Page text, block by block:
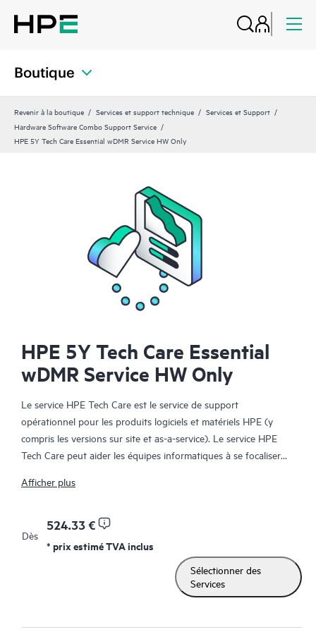
Boutique
Revenir à la boutique Services et support technique
Services et Support
Hardware Software Combo Support Service
HPE 5Y Tech Care Essential wDMR Service HW Only
HPE 5Y Tech Care Essential
wDMR Service HW Only
Le service HPE Tech Care est le service de support
opérationnel pour les produits logiciels et matériels HPE (y
compris les versions sur site et as-a-service). Le service HPE
Tech Care peut aider les équipes informatiques à se focaliser
chercher proactivement de meilleures méthodes de travail,
Le service HPE Tech Care établit un accès direct à des
spécialistes produit et fournit des conseils techniques généraux,
qui aideront les Clients à réduire les risques et à trouver des
méthodes de travail plus efficaces. Les Clients du service HPE
Afficher plus
Dès
524.33 €
* prix estimé TVA inclus
Sélectionner des
Services